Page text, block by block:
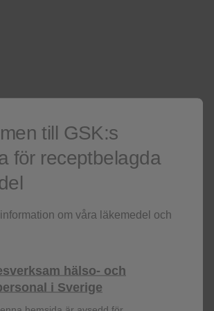
våra läkemedel,
om evenemang,
till GSK:s
för receptbelagda
om våra läkemedel och
hälso- och
i Sverige